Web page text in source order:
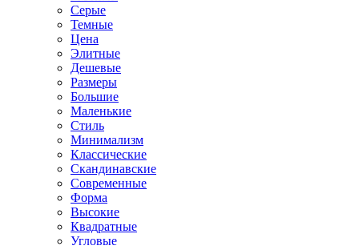
Серые
Темные
Цена
Элитные
Дешевые
Размеры
Большие
Маленькие
Стиль
Минимализм
Классические
Скандинавские
Современные
Форма
Высокие
Квадратные
Угловые